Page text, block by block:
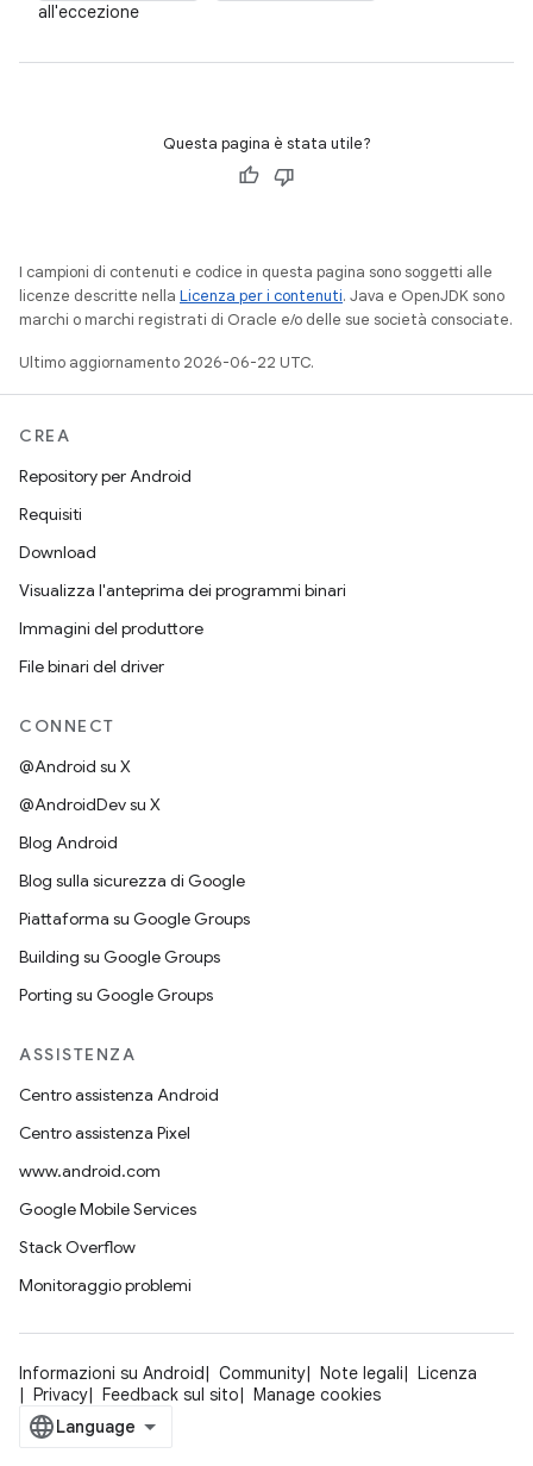
all'eccezione
Questa pagina è stata utile?
I campioni di contenuti e codice in questa pagina sono soggetti alle
licenze descritte nella Licenza per i contenuti. Java e OpenJDK sono
marchi o marchi registrati di Oracle e/o delle sue società consociate.
Ultimo aggiornamento 2026-06-22 UTC.
CREA
Repository per Android
Requisiti
Download
Visualizza l'anteprima dei programmi binari
Immagini del produttore
File binari del driver
CONNECT
@Android su X
@AndroidDev su X
Blog Android
Blog sulla sicurezza di Google
Piattaforma su Google Groups
Building su Google Groups
Porting su Google Groups
ASSISTENZA
Centro assistenza Android
Centro assistenza Pixel
www.android.com
Google Mobile Services
Stack Overflow
Monitoraggio problemi
Informazioni su Android Community Note legali
Licenza
Privacy
Feedback sul sito Manage cookies